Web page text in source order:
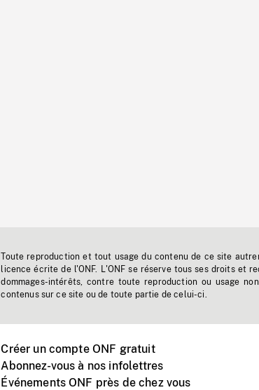
Toute reproduction et tout usage du contenu de ce site
licence écrite de l'ONF. L'ONF se réserve tous ses droits et
dommages-intérêts, contre toute reproduction ou usage
contenus sur ce site ou de toute partie de celui-ci.
Créer un compte ONF gratuit
Abonnez-vous à nos infolettres
Événements ONF près de chez vous